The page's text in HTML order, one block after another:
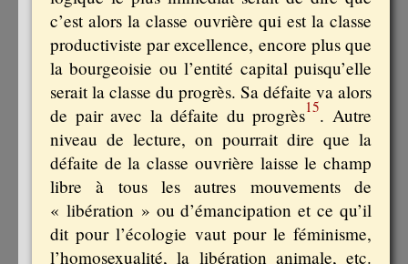
c’est alors la classe ouvrière qui est la classe
productiviste par excellence, encore plus que
la bourgeoisie ou l’entité capital puisqu’elle
serait la classe du progrès. Sa défaite va alors
de pair avec la défaite du progrès15. Autre
niveau de lecture, on pourrait dire que la
défaite de la classe ouvrière laisse le champ
libre à tous les autres mouvements de
« libération » ou d’émancipation et ce qu’il
dit pour l’écologie vaut pour le féminisme,
l’homosexualité, la libération animale, etc.